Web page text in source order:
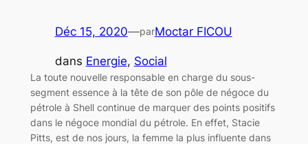
Déc 15, 2020—parMoctar FICOU
dans Energie, Social
La toute nouvelle responsable en charge du sous-
segment essence à la tête de son pôle de négoce du
pétrole à Shell continue de marquer des points positifs
dans le négoce mondial du pétrole. En effet, Stacie
Pitts, est de nos jours, la femme la plus influente dans